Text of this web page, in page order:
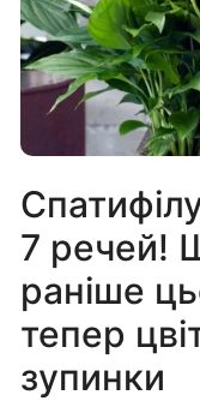
7 речей!
раніше
тепер
зупинки